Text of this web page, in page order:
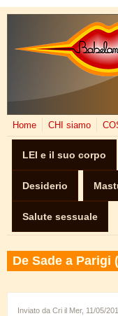
Salta al contenuto
Home CHI siamo
LEI e il suo corpo
Desiderio
Salute sessuale
De Sade a Parigi
Inviato da Cri il Mer, 11/05/